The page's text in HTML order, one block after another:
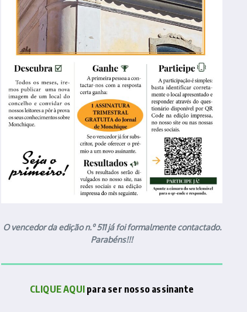
O vencedor da edição n.º 511 já foi formalmente contactado.
Parabéns!!!
CLIQUE AQUI para ser nosso assinante